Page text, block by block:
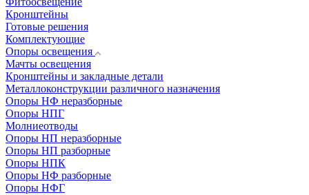
Кронштейны
Готовые решения
Комплектующие
Опоры освещения
Мачты освещения
Кронштейны и закладные детали
Металлоконструкции различного назначения
Опоры НФ неразборные
Опоры НПГ
Молниеотводы
Опоры НП неразборные
Опоры НП разборные
Опоры НПК
Опоры НФ разборные
Опоры НФГ